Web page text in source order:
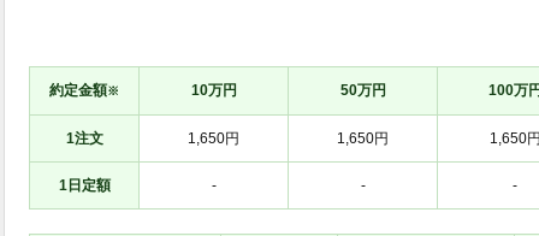
約定金額※ 10万円 50万円 100万
1注文 1,650円 1,650円 1,650
1日定額 - - -